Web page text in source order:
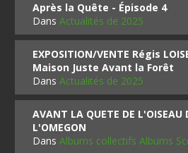
Après la Quête - Épisode 4
DansActualités de 2025
EXPOSITION/VENTE Régis
Maison Juste Avant la Forêt
DansActualités de 2025
AVANT LA QUETE DE L'OISEAU
L'OMEGON
DansAlbums collectifs Albums